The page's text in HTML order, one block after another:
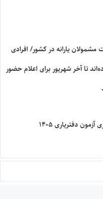
مشمولان یارانه در کشور/ افرادی
تا آخر شهریور برای اعلام حضور
دفتریاری ۱۴۰۵